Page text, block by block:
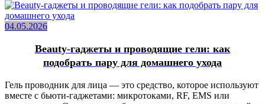
04.05.2026
Beauty-гаджеты и проводящие гели: как
подобрать пару для домашнего ухода
Гель проводник для лица — это средство, которое используют
вместе с бьюти-гаджетами: микротоками, RF, EMS или